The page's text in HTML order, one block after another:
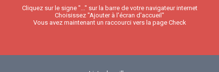
Cliquez sur le signe "..." sur la barre de votre navigateur internet
Choisissez "Ajouter à l'écran d'accueil"
Vous avez maintenant un raccourci vers la page Check